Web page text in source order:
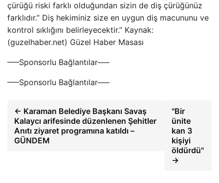
çürüğü riski farklı olduğundan sizin de diş çürüğünüz
farklıdır.” Diş hekiminiz size en uygun diş macununu ve
kontrol sıklığını belirleyecektir.” Kaynak:
(guzelhaber.net) Güzel Haber Masası
—–Sponsorlu Bağlantılar—–
—–Sponsorlu Bağlantılar—–
← Karaman Belediye Başkanı Savaş
Kalaycı arifesinde düzenlenen Şehitler
Anıtı ziyaret programına katıldı –
GÜNDEM
''Bir
ünite
kan 3
kişiyi
öldürdü''
→